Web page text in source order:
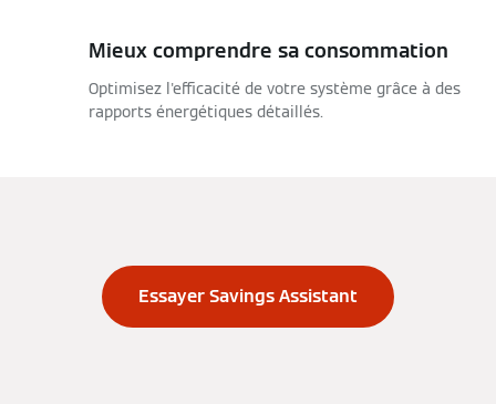
Mieux comprendre sa consommation
Optimisez l'efficacité de votre système grâce à des
rapports énergétiques détaillés.
Essayer Savings Assistant